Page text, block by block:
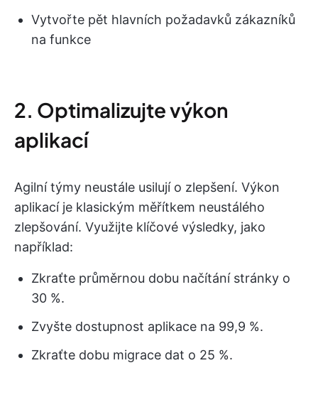
Vytvořte pět hlavních požadavků zákazníků
na funkce
2. Optimalizujte výkon
aplikací
Agilní týmy neustále usilují o zlepšení. Výkon
aplikací je klasickým měřítkem neustálého
zlepšování. Využijte klíčové výsledky, jako
například:
Zkraťte průměrnou dobu načítání stránky o
30 %.
Zvyšte dostupnost aplikace na 99,9 %.
Zkraťte dobu migrace dat o 25 %.